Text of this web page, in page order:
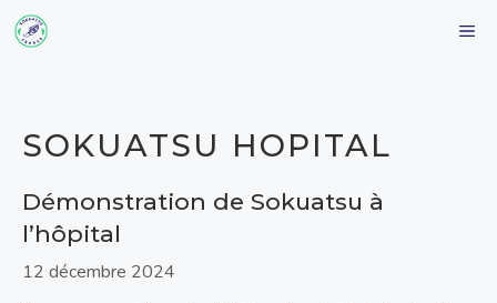
Aller
au
SOKUATSU HOPITAL
Démonstration de Sokuatsu à
l’hôpital
12 décembre 2024